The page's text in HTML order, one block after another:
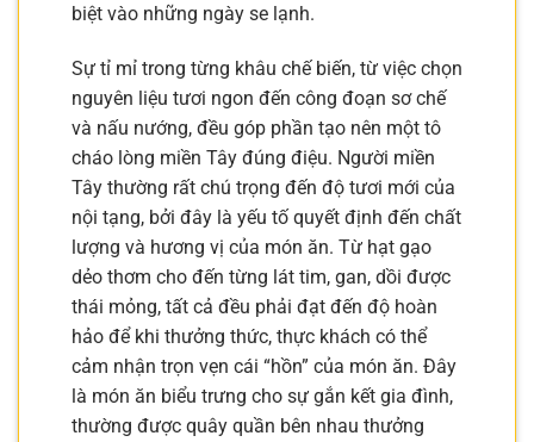
biệt vào những ngày se lạnh.
Sự tỉ mỉ trong từng khâu chế biến, từ việc chọn
nguyên liệu tươi ngon đến công đoạn sơ chế
và nấu nướng, đều góp phần tạo nên một tô
cháo lòng miền Tây đúng điệu. Người miền
Tây thường rất chú trọng đến độ tươi mới của
nội tạng, bởi đây là yếu tố quyết định đến chất
lượng và hương vị của món ăn. Từ hạt gạo
dẻo thơm cho đến từng lát tim, gan, dồi được
thái mỏng, tất cả đều phải đạt đến độ hoàn
hảo để khi thưởng thức, thực khách có thể
cảm nhận trọn vẹn cái “hồn” của món ăn. Đây
là món ăn biểu trưng cho sự gắn kết gia đình,
thường được quây quần bên nhau thưởng